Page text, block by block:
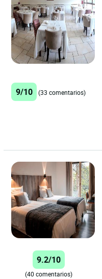
9/10 (33 comentarios)
9.2/10
(40 comentarios)